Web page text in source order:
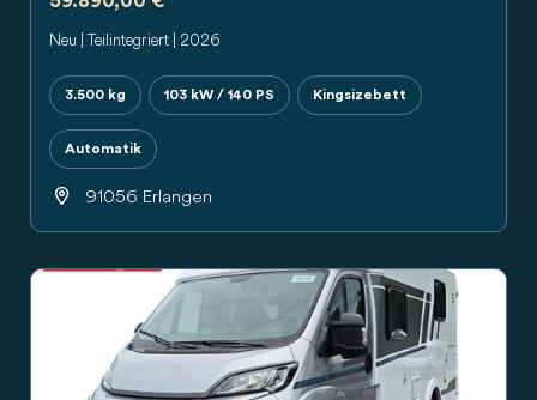
Neu | Teilintegriert | 2026
3.500 kg 103 kW / 140 PS Kingsizebett
Automatik
91056 Erlangen
Previous